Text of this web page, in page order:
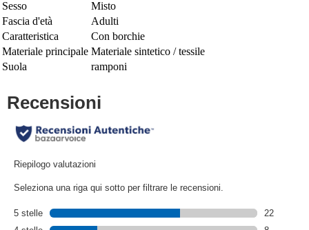
Sesso
Misto
Fascia d'età
Adulti
Caratteristica
Con borchie
Materiale principale Materiale sintetico / tessile
Suola
ramponi